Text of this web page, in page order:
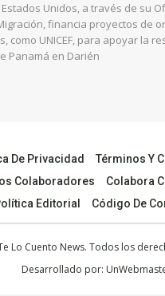
Unidos, a través de su
financia proyectos de
como UNICEF, para apoyar la
Panamá en Darién
De Privacidad
Términos Y
Colaboradores
Colabora
Editorial
Código De
Lo Cuento News. Todos los
Desarrollado por: